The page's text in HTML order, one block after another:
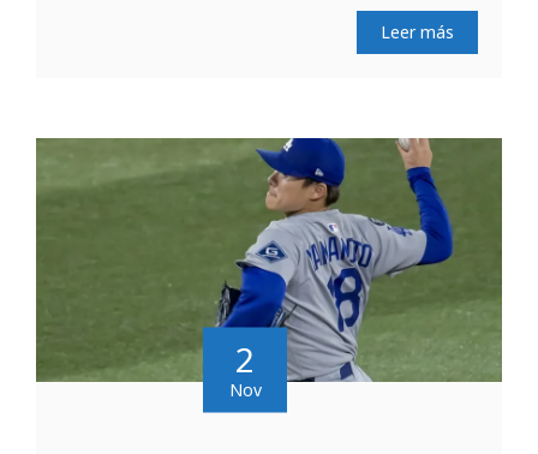
Leer más
2
Nov